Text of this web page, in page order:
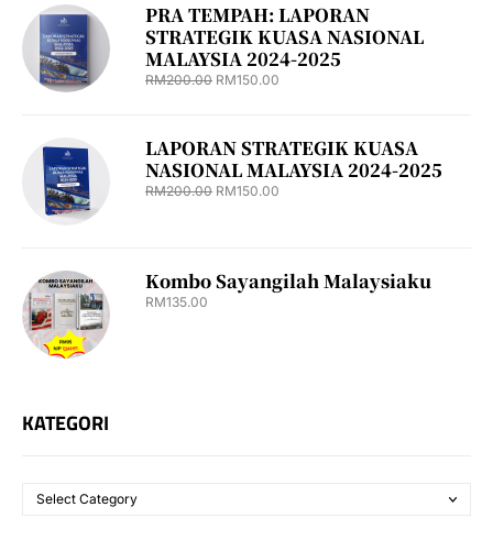
PRA TEMPAH: LAPORAN
STRATEGIK KUASA NASIONAL
MALAYSIA 2024-2025
RM200.00 RM150.00
LAPORAN STRATEGIK KUASA
NASIONAL MALAYSIA 2024-2025
RM200.00 RM150.00
Kombo Sayangilah Malaysiaku
RM135.00
KATEGORI